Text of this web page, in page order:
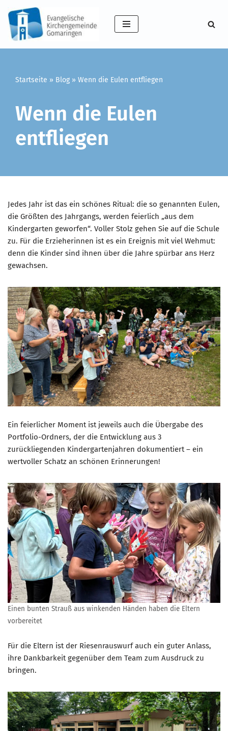
Zum
Inhalt
Startseite » Blog » Wenn die Eulen entfliegen
Wenn die Eulen
entfliegen
Jedes Jahr ist das ein schönes Ritual: die so genannten Eulen,
die Größten des Jahrgangs, werden feierlich „aus dem
Kindergarten geworfen“. Voller Stolz gehen Sie auf die Schule
zu. Für die Erzieherinnen ist es ein Ereignis mit viel Wehmut:
denn die Kinder sind ihnen über die Jahre spürbar ans Herz
gewachsen.
Ein feierlicher Moment ist jeweils auch die Übergabe des
Portfolio-Ordners, der die Entwicklung aus 3
zurückliegenden Kindergartenjahren dokumentiert – ein
wertvoller Schatz an schönen Erinnerungen!
Einen bunten Strauß aus winkenden Händen haben die Eltern
vorbereitet
Für die Eltern ist der Riesenrauswurf auch ein guter Anlass,
ihre Dankbarkeit gegenüber dem Team zum Ausdruck zu
bringen.